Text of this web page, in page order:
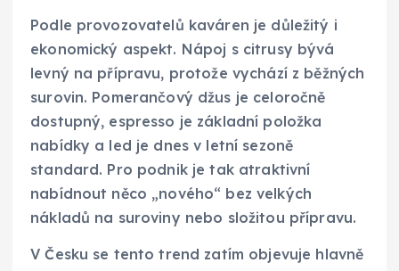
Podle provozovatelů kaváren je důležitý i
ekonomický aspekt. Nápoj s citrusy bývá
levný na přípravu, protože vychází z běžných
surovin. Pomerančový džus je celoročně
dostupný, espresso je základní položka
nabídky a led je dnes v letní sezoně
standard. Pro podnik je tak atraktivní
nabídnout něco „nového“ bez velkých
nákladů na suroviny nebo složitou přípravu.
V Česku se tento trend zatím objevuje hlavně